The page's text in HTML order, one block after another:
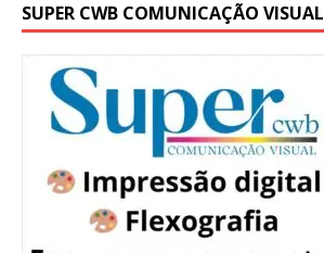
SUPER CWB COMUNICAÇÃO VISUAL